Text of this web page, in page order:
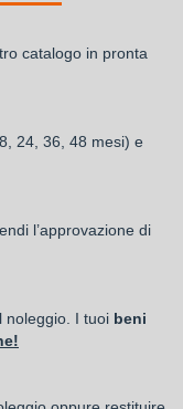
catalogo in pronta
24, 36, 48 mesi) e
l’approvazione di
noleggio. I tuoi beni